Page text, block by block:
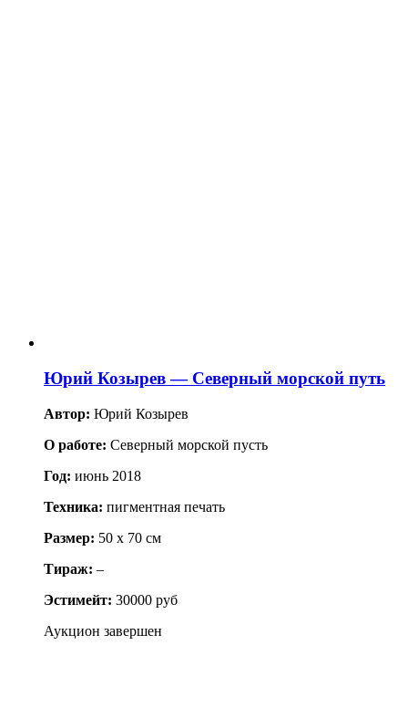
Юрий Козырев — Северный морской путь
Автор: Юрий Козырев
О работе: Северный морской пусть
Год: июнь 2018
Техника: пигментная печать
Размер: 50 x 70 см
Тираж: –
Эстимейт: 30000 руб
Аукцион завершен